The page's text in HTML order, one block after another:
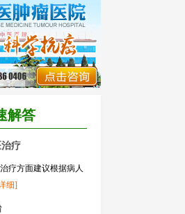
解答
疗
疗方面建议根据病人
细]